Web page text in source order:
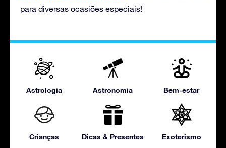
para diversas ocasiões especiais!
Astrologia Astronomia Bem-estar
Crianças Dicas & Presentes Exoterismo